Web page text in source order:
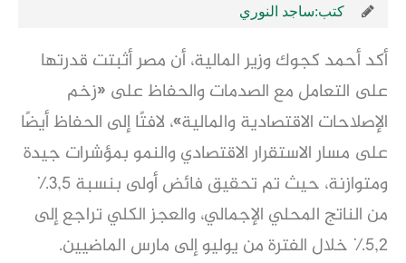
كتب:ساجد النوري
أكد أحمد كجوك وزير المالية، أن مصر أثبتت قدرتها
على التعامل مع الصدمات والحفاظ على «زخم
الإصلاحات الاقتصادية والمالية»، لافتًا إلى الحفاظ أيضًا
على مسار الاستقرار الاقتصادي والنمو بمؤشرات جيدة
ومتوازنة، حيث تم تحقيق فائض أولى بنسبة ٣,٥٪
من الناتج المحلي الإجمالي، والعجز الكلي تراجع إلى
٥,٢٪ خلال الفترة من يوليو إلى مارس الماضيين.